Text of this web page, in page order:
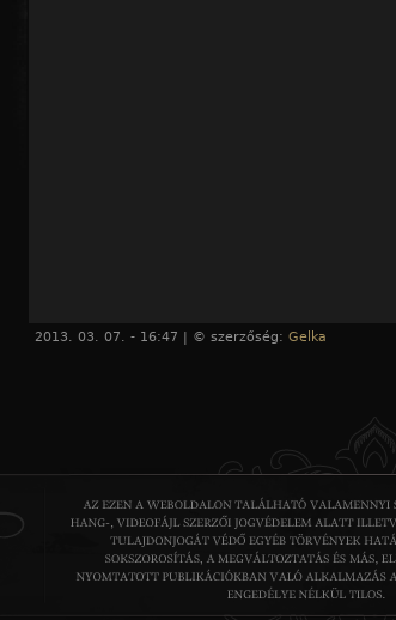
2013. 03. 07. - 16:47 | © szerzőség: Gelka